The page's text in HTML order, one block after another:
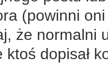
(powinni
że normalni
dopisał